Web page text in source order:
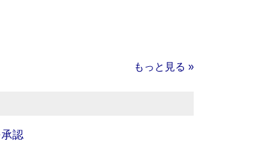
もっと見る »
認